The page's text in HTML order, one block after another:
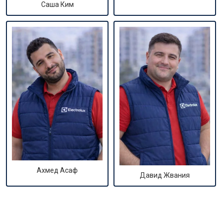
Саша Ким
Ахмед Асаф
Давид Жвания